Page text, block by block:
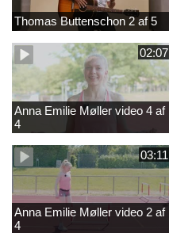
Thomas Buttenschon 2 af 5
02:07
Anna Emilie Møller video 4 af
4
03:11
Anna Emilie Møller video 2 af
4